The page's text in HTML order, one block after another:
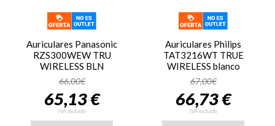
Auriculares Panasonic
RZS300WEW TRU
WIRELESS BLN
66,00€
65,13 €
IVA incluido
Auriculares Philips
TAT3216WT TRUE
WIRELESS blanco
67,00€
66,73 €
IVA incluido